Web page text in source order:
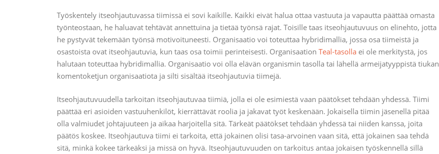
Työskentely itseohjautuvassa tiimissä ei sovi kaikille. Kaikki eivät halua ottaa vastuuta ja vapautta päättää omasta
työnteostaan, he haluavat tehtävät annettuina ja tietää työnsä rajat. Toisille taas itseohjautuvuus on elinehto, jotta
he pystyvät tekemään työnsä motivoituneesti. Organisaatio voi toteuttaa hybridimallia, jossa osa tiimeistä ja
osastoista ovat itseohjautuvia, kun taas osa toimii perinteisesti. Organisaation Teal-tasolla ei ole merkitystä, jos
halutaan toteuttaa hybridimallia. Organisaatio voi olla elävän organismin tasolla tai lähellä armeijatyyppistä tiukan
komentoketjun organisaatiota ja silti sisältää itseohjautuvia tiimejä.
Itseohjautuvuudella tarkoitan itseohjautuvaa tiimiä, jolla ei ole esimiestä vaan päätökset tehdään yhdessä. Tiimi
päättää eri asioiden vastuuhenkilöt, kierrättävät roolia ja jakavat työt keskenään. Jokaisella tiimin jäsenellä pitää
olla valmiudet johtajuuteen ja aikaa harjoitella sitä. Tärkeät päätökset tehdään yhdessä tai niiden kanssa, joita
päätös koskee. Itseohjautuva tiimi ei tarkoita, että jokainen olisi tasa-arvoinen vaan sitä, että jokainen saa tehdä
sitä, minkä kokee tärkeäksi ja missä on hyvä. Itseohjautuvuuden on tarkoitus antaa jokaisen työskennellä sillä